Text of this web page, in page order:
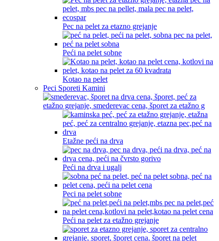
Pec na pelet za etazno grejanje
Peći na pelet sobne
Kotao na pelet
Peci Sporeti Kamini
Etažne peći na drva
Peći na drva i ugalj
Peci na pelet sobne
Peći na pelet za etažno grejanje